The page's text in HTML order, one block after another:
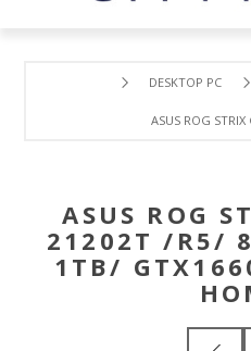
DESKTOP PC
ASUS ROG
ASUS ROG
21202T /R5/
1TB/